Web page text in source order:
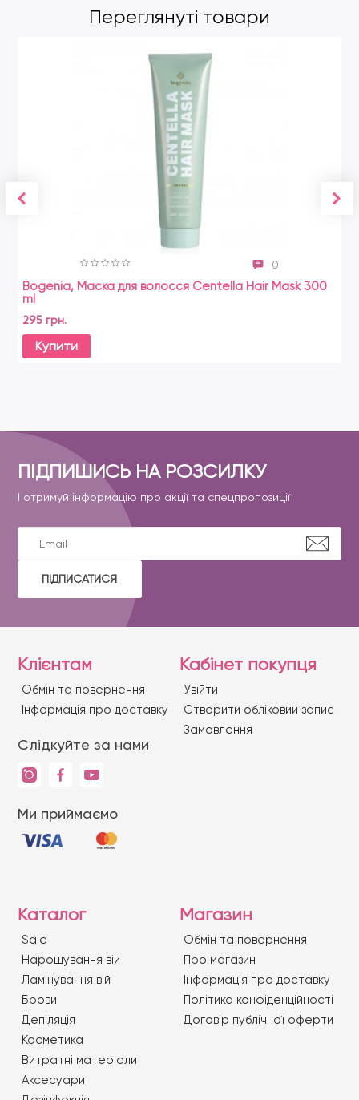
Переглянуті товари
0
Bogenia, Маска для волосся Centella Hair Mask 300
ml
295 грн.
Купити
ПІДПИШИСЬ НА РОЗСИЛКУ
І отримуй інформацію про акції та спецпропозиції
ПІДПИСАТИСЯ
Клієнтам
Обмін та повернення
Iнформація про доставку
Слідкуйте за нами
Ми приймаємо
Кабінет покупця
Увійти
Створити обліковий запис
Замовлення
Каталог
Sale
Нарощування вій
Ламінування вій
Брови
Депіляція
Косметика
Витратні матеріали
Аксесуари
Магазин
Обмін та повернення
Про магазин
Iнформація про доставку
Політика конфіденційності
Договір публічної оферти